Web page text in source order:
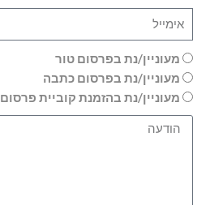
מעוניין/נת בפרסום טור
מעוניין/נת בפרסום כתבה
מעוניין/נת בהזמנת קוביית פרסום